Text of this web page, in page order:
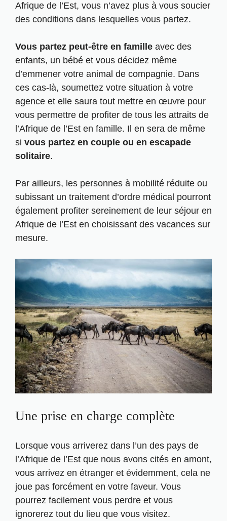
Afrique de l’Est, vous n’avez plus à vous soucier
des conditions dans lesquelles vous partez.
Vous partez peut-être en famille avec des
enfants, un bébé et vous décidez même
d’emmener votre animal de compagnie. Dans
ces cas-là, soumettez votre situation à votre
agence et elle saura tout mettre en œuvre pour
vous permettre de profiter de tous les attraits de
l’Afrique de l’Est en famille. Il en sera de même
si vous partez en couple ou en escapade
solitaire.
Par ailleurs, les personnes à mobilité réduite ou
subissant un traitement d’ordre médical pourront
également profiter sereinement de leur séjour en
Afrique de l’Est en choisissant des vacances sur
mesure.
Une prise en charge complète
Lorsque vous arriverez dans l’un des pays de
l’Afrique de l’Est que nous avons cités en amont,
vous arrivez en étranger et évidemment, cela ne
joue pas forcément en votre faveur. Vous
pourrez facilement vous perdre et vous
ignorerez tout du lieu que vous visitez.